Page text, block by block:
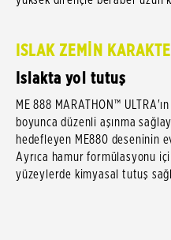
ISLAK ZEMİN
Islakta yol tutuş
ME 888 MARATHON™
boyunca düzenli aşınma
hedefleyen ME880 deseninin
Ayrıca hamur formülasyonu
yüzeylerde kimyasal tutuş